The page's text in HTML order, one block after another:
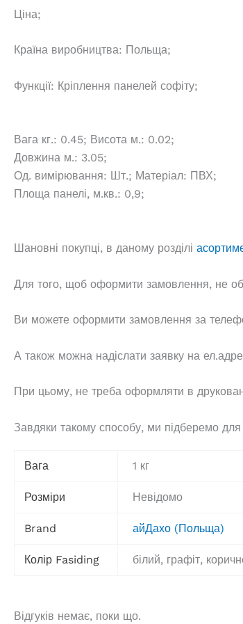
Ціна;
Країна виробництва: Польща;
Функції: Кріплення панелей софіту;
Вага кг.: 0.45; Висота м.: 0.02;
Довжина м.: 3.05;
Од. вимірювання: Шт.; Матеріал: ПВХ;
Площа панелі, м.кв.: 0,9;
Шановні покупці, в даному розділі
Для того, щоб оформити замовлення, не
Ви можете оформити замовлення за
А також можна надіслати заявку на
При цьому, не треба оформляти в
Завдяки такому способу, ми підберемо
Вага 1 кг
Розміри Невідомо
Brand айДахо (Польща)
Колір Fasiding білий, графіт,
Відгуків немає, поки що.